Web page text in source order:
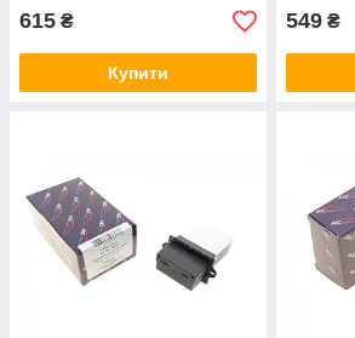
615 ₴
Купити
549 ₴